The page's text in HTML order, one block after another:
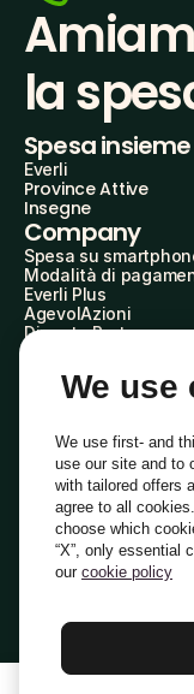
la
Spesa insieme
Everli
Province Attive
Insegne
Company
Spesa su
Modalità di
Everli Plus
AgevolAzioni
Diventa Partner
Everli Shoppers
About Us
Everli News
Domande frequenti
Lavora con noi
Diventa Shopper
Investitori
Indirizzo PEC:
We use
We use first- and
use our site and to
with tailored offers
agree to all
choose which
“X”, only essential
our cookie policy